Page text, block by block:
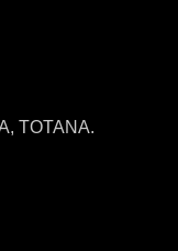
TOTANA.